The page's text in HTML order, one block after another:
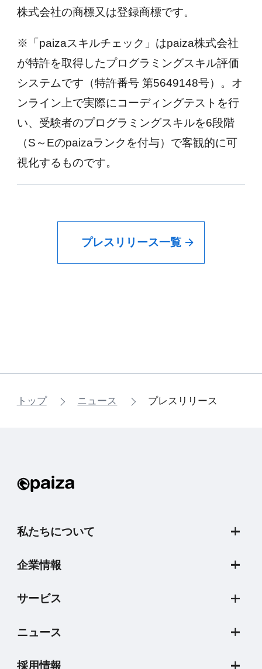
株式会社の商標又は登録商標です。
※「paizaスキルチェック」はpaiza株式会社
が特許を取得したプログラミングスキル評価
システムです（特許番号 第5649148号）。オ
ンライン上で実際にコーディングテストを行
い、受験者のプログラミングスキルを6段階
（S～Eのpaizaランクを付与）で客観的に可
視化するものです。
プレスリリース一覧
トップ ニュース プレスリリース
私たちについて
企業情報
サービス
ニュース
採用情報